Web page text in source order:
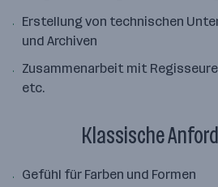
Erstellung von technischen
und Archiven
Zusammenarbeit mit
etc.
Klassische
Gefühl für Farben und Formen